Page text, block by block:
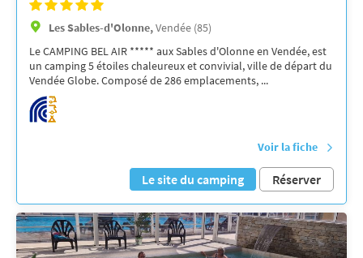
Les Sables-d'Olonne,Vendée (85)
Le CAMPING BEL AIR ***** aux Sables d'Olonne en Vendée, est
un camping 5 étoiles chaleureux et convivial, ville de départ du
Vendée Globe. Composé de 286 emplacements, ...
Voir la fiche
Le site du camping Réserver